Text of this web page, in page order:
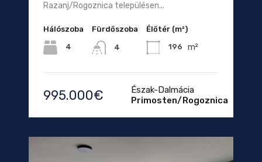
Razanj/Rogoznica településen...
Hálószoba
4
Fürdőszoba
4
Élőtér (m²)
196 m²
995.000€
Észak-Dalmácia
Primosten/Rogoznica